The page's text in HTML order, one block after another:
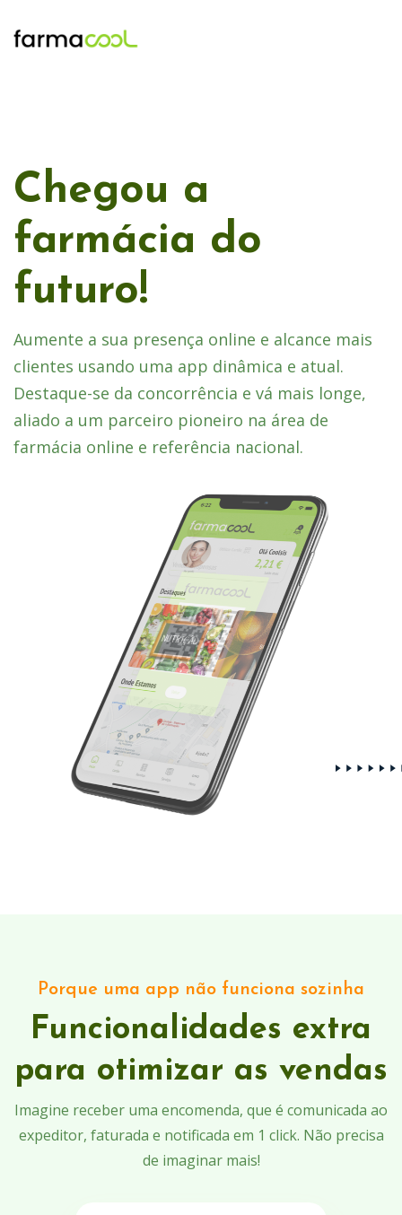
Chegou a
farmácia do
futuro!
Aumente a sua presença online e alcance mais
clientes usando uma app dinâmica e atual.
Destaque-se da concorrência e vá mais longe,
aliado a um parceiro pioneiro na área de
farmácia online e referência nacional.
Porque uma app não funciona sozinha
Funcionalidades extra
para otimizar as vendas
Imagine receber uma encomenda, que é comunicada ao
expeditor, faturada e notificada em 1 click. Não precisa
de imaginar mais!